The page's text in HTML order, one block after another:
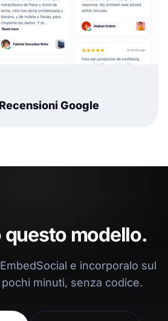
Google
questo modello.
e incorporalo sul
minuti, senza codice.